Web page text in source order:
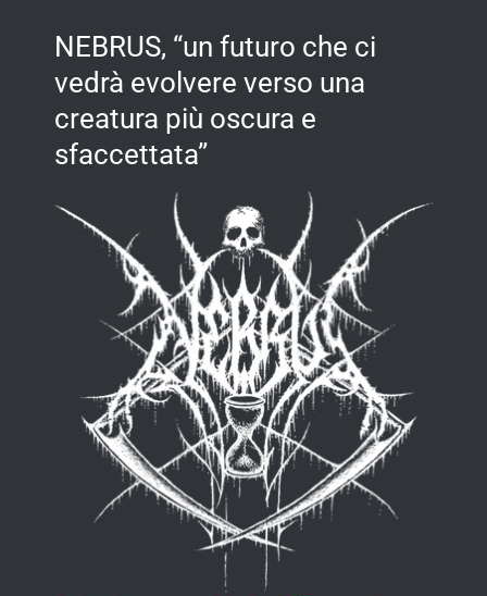
NEBRUS, “un futuro che ci
vedrà evolvere verso una
creatura più oscura e
sfaccettata”